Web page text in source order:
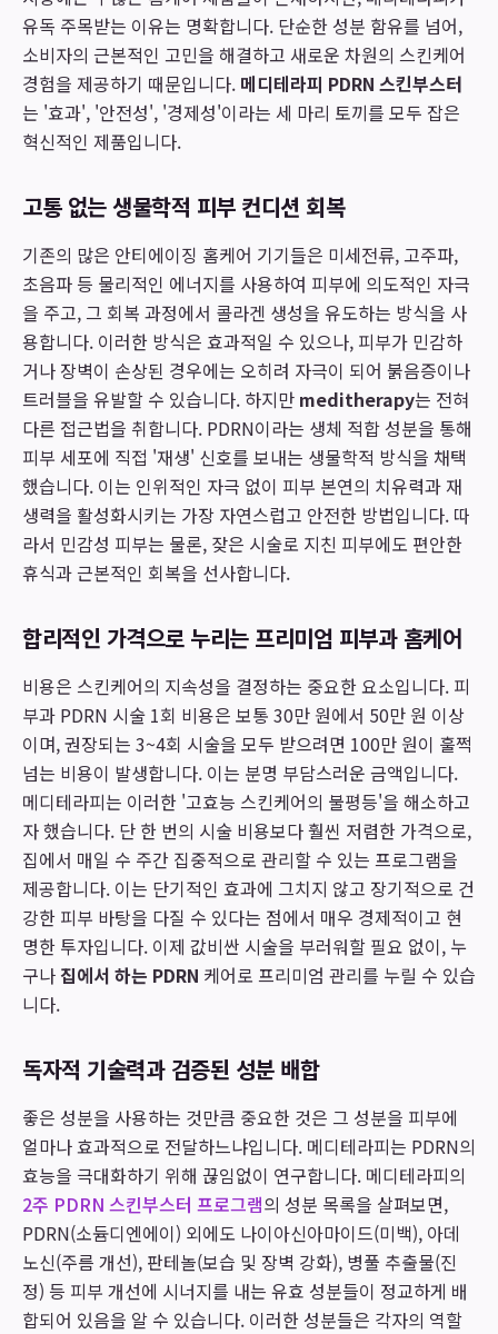
유독 주목받는 이유는 명확합니다. 단순한 성분 함유를 넘어,
소비자의 근본적인 고민을 해결하고 새로운 차원의 스킨케어
경험을 제공하기 때문입니다. 메디테라피 PDRN 스킨부스터
는 '효과', '안전성', '경제성'이라는 세 마리 토끼를 모두 잡은
혁신적인 제품입니다.
고통 없는 생물학적 피부 컨디션 회복
기존의 많은 안티에이징 홈케어 기기들은 미세전류, 고주파,
초음파 등 물리적인 에너지를 사용하여 피부에 의도적인 자극
을 주고, 그 회복 과정에서 콜라겐 생성을 유도하는 방식을 사
용합니다. 이러한 방식은 효과적일 수 있으나, 피부가 민감하
거나 장벽이 손상된 경우에는 오히려 자극이 되어 붉음증이나
트러블을 유발할 수 있습니다. 하지만 meditherapy는 전혀
다른 접근법을 취합니다. PDRN이라는 생체 적합 성분을 통해
피부 세포에 직접 '재생' 신호를 보내는 생물학적 방식을 채택
했습니다. 이는 인위적인 자극 없이 피부 본연의 치유력과 재
생력을 활성화시키는 가장 자연스럽고 안전한 방법입니다. 따
라서 민감성 피부는 물론, 잦은 시술로 지친 피부에도 편안한
휴식과 근본적인 회복을 선사합니다.
합리적인 가격으로 누리는 프리미엄 피부과 홈케어
비용은 스킨케어의 지속성을 결정하는 중요한 요소입니다. 피
부과 PDRN 시술 1회 비용은 보통 30만 원에서 50만 원 이상
이며, 권장되는 3~4회 시술을 모두 받으려면 100만 원이 훌쩍
넘는 비용이 발생합니다. 이는 분명 부담스러운 금액입니다.
메디테라피는 이러한 '고효능 스킨케어의 불평등'을 해소하고
자 했습니다. 단 한 번의 시술 비용보다 훨씬 저렴한 가격으로,
집에서 매일 수 주간 집중적으로 관리할 수 있는 프로그램을
제공합니다. 이는 단기적인 효과에 그치지 않고 장기적으로 건
강한 피부 바탕을 다질 수 있다는 점에서 매우 경제적이고 현
명한 투자입니다. 이제 값비싼 시술을 부러워할 필요 없이, 누
구나 집에서 하는 PDRN 케어로 프리미엄 관리를 누릴 수 있습
니다.
독자적 기술력과 검증된 성분 배합
좋은 성분을 사용하는 것만큼 중요한 것은 그 성분을 피부에
얼마나 효과적으로 전달하느냐입니다. 메디테라피는 PDRN의
효능을 극대화하기 위해 끊임없이 연구합니다. 메디테라피의
2주 PDRN 스킨부스터 프로그램의 성분 목록을 살펴보면,
PDRN(소듐디엔에이) 외에도 나이아신아마이드(미백), 아데
노신(주름 개선), 판테놀(보습 및 장벽 강화), 병풀 추출물(진
정) 등 피부 개선에 시너지를 내는 유효 성분들이 정교하게 배
합되어 있음을 알 수 있습니다. 이러한 성분들은 각자의 역할